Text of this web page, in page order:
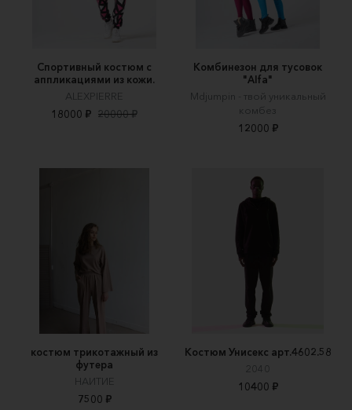
Спортивный костюм с
аппликациями из кожи.
ALEXPIERRE
18000 ₽ 20000 ₽
Комбинезон для тусовок
"Alfa"
Mdjumpin - твой уникальный
комбез
12000 ₽
костюм трикотажный из
футера
НАИТИЕ
7500 ₽
Костюм Унисекс арт.4602.58
2040
10400 ₽